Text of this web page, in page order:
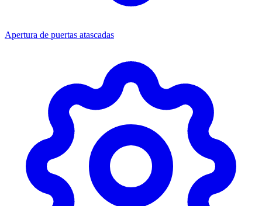
Apertura de puertas atascadas